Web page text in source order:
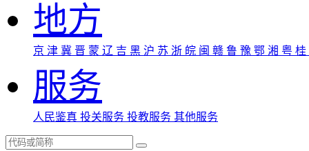
地方
京 津 冀 晋 蒙 辽 吉 黑 沪 苏 浙 皖 闽 赣 鲁 豫 鄂 湘 粤 桂
服务
人民鉴真 投关服务 投教服务 其他服务